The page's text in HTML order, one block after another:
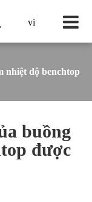
vi
nhiệt độ benchtop
buồng
được